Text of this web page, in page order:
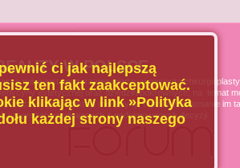
W POLSCE
misją jest poszerzanie wiedzy u pacjenta chirurgii
estetycznej oraz dziedzin pokrewnych, na temat
tych dziedzin medycyny, oraz uświadamianie im
i zagrożeń wynikających z podejmowanych decyzji.
ci jak najlepszą
ten fakt zaakceptować.
klikając w link »Polityka
każdej strony naszego